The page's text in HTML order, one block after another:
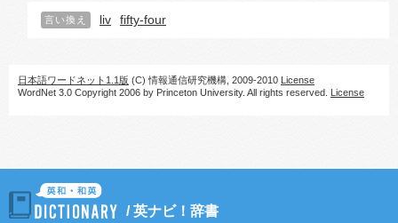
言い換え liv fifty-four
日本語ワードネット1.1版 (C) 情報通信研究機構, 2009-2010 License
WordNet 3.0 Copyright 2006 by Princeton University. All rights reserved. License
/英ナビ！辞書